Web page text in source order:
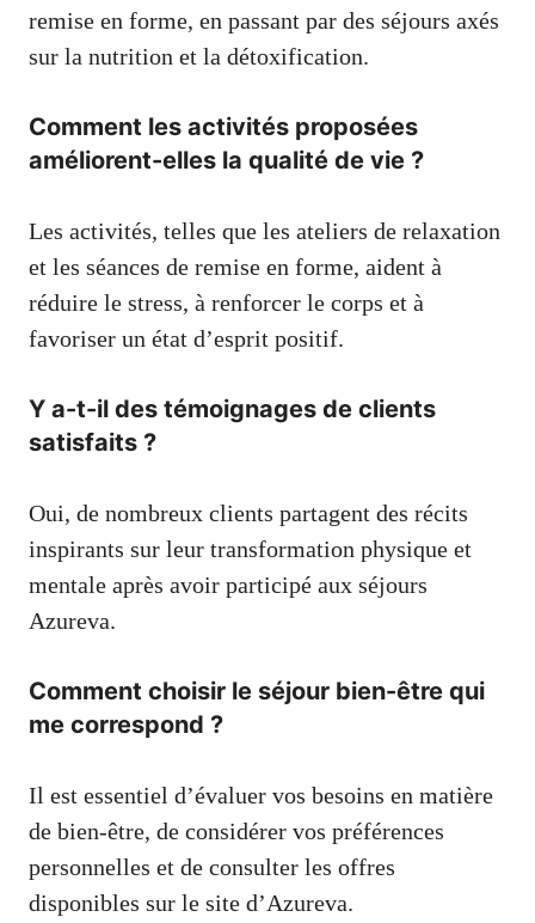
remise en forme, en passant par des séjours axés
sur la nutrition et la détoxification.
Comment les activités proposées
améliorent-elles la qualité de vie ?
Les activités, telles que les ateliers de relaxation
et les séances de remise en forme, aident à
réduire le stress, à renforcer le corps et à
favoriser un état d’esprit positif.
Y a-t-il des témoignages de clients
satisfaits ?
Oui, de nombreux clients partagent des récits
inspirants sur leur transformation physique et
mentale après avoir participé aux séjours
Azureva.
Comment choisir le séjour bien-être qui
me correspond ?
Il est essentiel d’évaluer vos besoins en matière
de bien-être, de considérer vos préférences
personnelles et de consulter les offres
disponibles sur le site d’Azureva.